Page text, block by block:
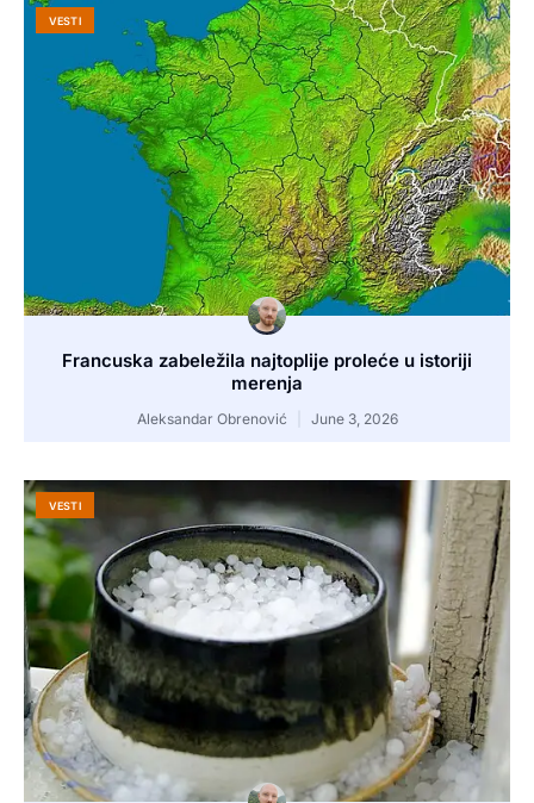
VESTI
Francuska zabeležila najtoplije proleće u istoriji
merenja
Aleksandar Obrenović June 3, 2026
VESTI